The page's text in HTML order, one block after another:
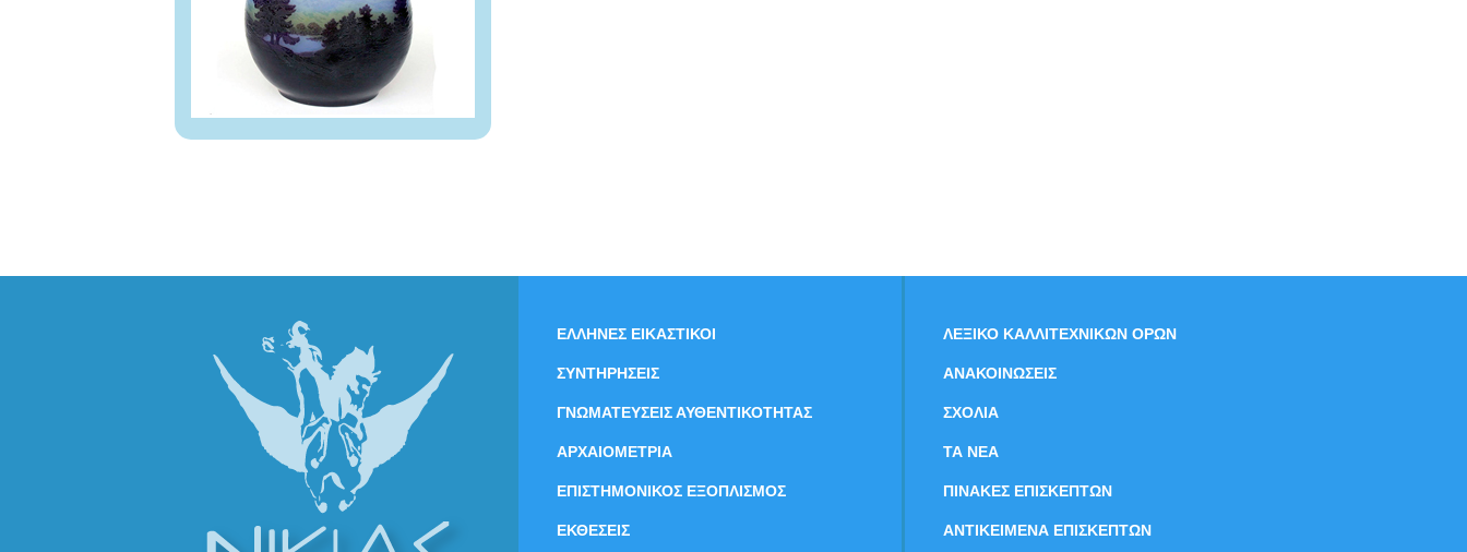
ΕΛΛΗΝΕΣ ΕΙΚΑΣΤΙΚΟΙ
ΣΥΝΤΗΡΗΣΕΙΣ
ΓΝΩΜΑΤΕΥΣΕΙΣ ΑΥΘΕΝΤΙΚΟΤΗΤΑΣ
ΑΡΧΑΙΟΜΕΤΡΙΑ
ΕΠΙΣΤΗΜΟΝΙΚΟΣ ΕΞΟΠΛΙΣΜΟΣ
ΕΚΘΕΣΕΙΣ
ΛΕΞΙΚΟ ΚΑΛΛΙΤΕΧΝΙΚΩΝ ΟΡΩΝ
ΑΝΑΚΟΙΝΩΣΕΙΣ
ΣΧΟΛΙΑ
ΤΑ ΝEΑ
ΠΙΝΑΚΕΣ ΕΠΙΣΚΕΠΤΩΝ
ΑΝΤΙΚΕΙΜΕΝΑ ΕΠΙΣΚΕΠΤΩΝ